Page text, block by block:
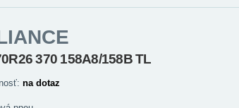
IŤ
370 158A8/158B TL
na dotaz